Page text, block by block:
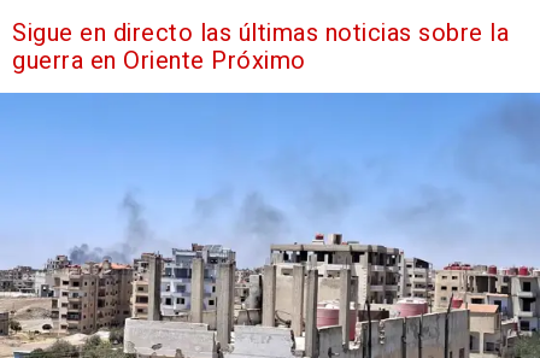
Sigue en directo las últimas noticias sobre la
guerra en Oriente Próximo